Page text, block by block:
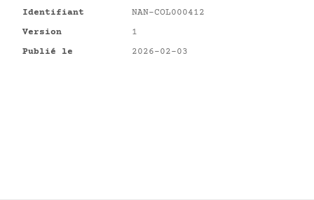
Identifiant
NAN-COL000412
Version
1
Publié le
2026-02-03